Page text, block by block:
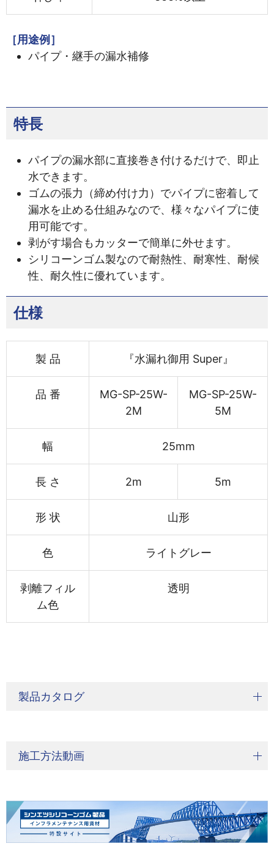
［用途例］
パイプ・継手の漏水補修
特長
パイプの漏水部に直接巻き付けるだけで、即止
水できます。
ゴムの張力（締め付け力）でパイプに密着して
漏水を止める仕組みなので、様々なパイプに使
用可能です。
剥がす場合もカッターで簡単に外せます。
シリコーンゴム製なので耐熱性、耐寒性、耐候
性、耐久性に優れています。
仕様
製 品 『水漏れ御用 Super』
品 番
MG-SP-25W-
2M
MG-SP-25W-
5M
幅 25mm
長 さ 2m 5m
形 状 山形
色 ライトグレー
剥離フィル
ム色
透明
製品カタログ
施工方法動画